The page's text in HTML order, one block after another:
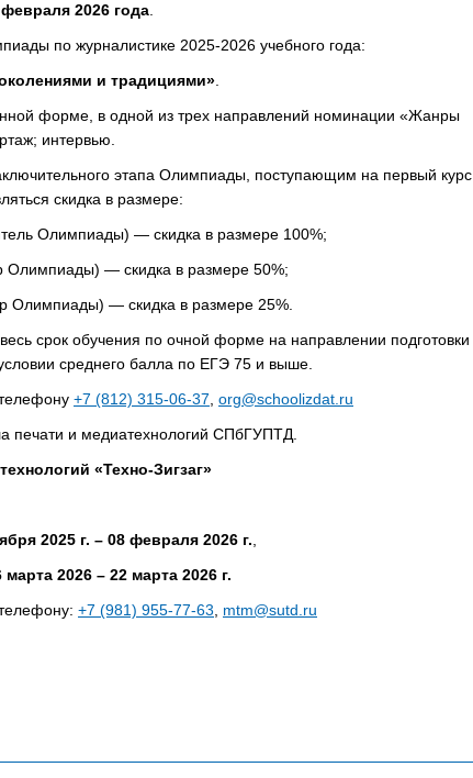
2026 года.
по журналистике 2025-2026 учебного года:
и традициями».
форме, в одной из трех направлений номинации «Жанры
интервью.
этапа Олимпиады, поступающим на первый курс
скидка в размере:
Олимпиады) — скидка в размере 100%;
Олимпиады) — скидка в размере 50%;
Олимпиады) — скидка в размере 25%.
срок обучения по очной форме на направлении подготовки
среднего балла по ЕГЭ 75 и выше.
+7 (812) 315-06-37, org@schoolizdat.ru
печати и медиатехнологий СПбГУПТД.
«Техно-Зигзаг»
2025 г. – 08 февраля 2026 г.,
марта 2026 – 22 марта 2026 г.
+7 (981) 955-77-63, mtm@sutd.ru